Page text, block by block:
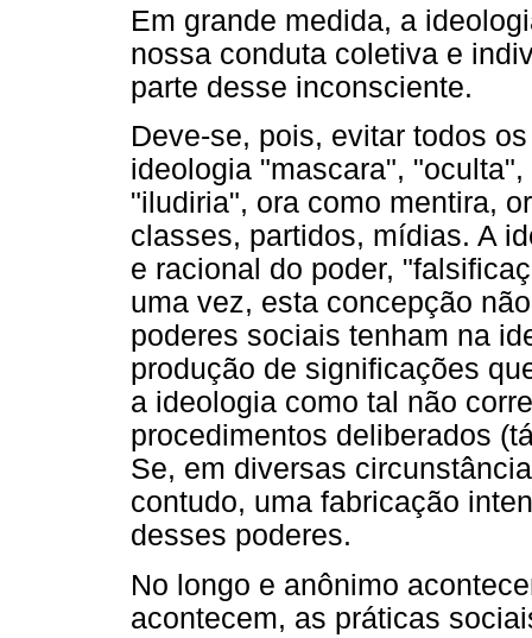
Em grande medida, a
nossa conduta coletiva e
parte desse inconsciente.
Deve-se, pois, evitar todos
ideologia "mascara",
"iludiria", ora como mentira,
classes, partidos, mídias. A
e racional do poder,
uma vez, esta concepção
poderes sociais tenham na
produção de significações
a ideologia como tal não
procedimentos deliberados
Se, em diversas
contudo, uma fabricação
desses poderes.
No longo e anônimo
acontecem, as práticas